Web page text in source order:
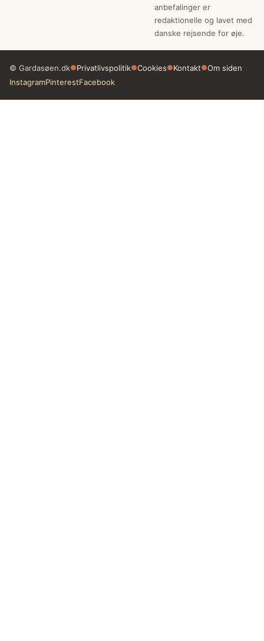
anbefalinger er
redaktionelle og lavet med
danske rejsende for øje.
© Gardasøen.dk●Privatlivspolitik●Cookies●Kontakt●Om siden
InstagramPinterestFacebook